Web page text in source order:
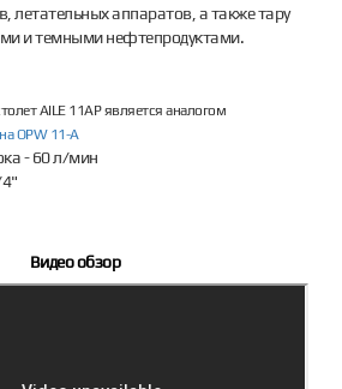
летательных аппаратов, а также тару
и темными нефтепродуктами.
AILE 11AP является аналогом
OPW 11-A
- 60 л/мин
Видео обзор